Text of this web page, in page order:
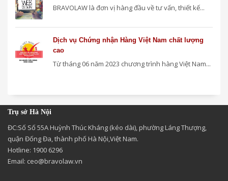
BRAVOLAW là đơn vị hàng đầu về tư vấn, thiết kế...
Dịch vụ Chứng nhận Hàng Việt Nam chất lượng
cao
Từ tháng 06 năm 2023 chương trình hàng Việt Nam...
Trụ sở Hà Nội
ĐC:Số Số 55A Huỳnh Thúc Kháng (kéo dài), phường Láng Thượng,
quận Đống Đa, thành phố Hà Nội,Việt Nam.
Hotline: 1900 6296
Email: ceo@bravolaw.vn